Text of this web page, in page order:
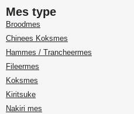
Mes type
Broodmes
Chinees Koksmes
Hammes / Trancheermes
Fileermes
Koksmes
Kiritsuke
Nakiri mes